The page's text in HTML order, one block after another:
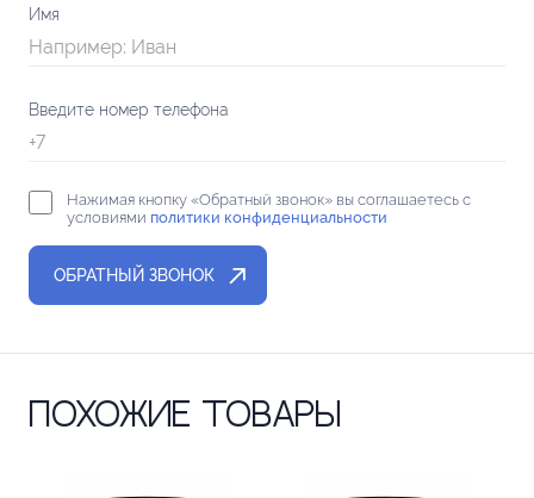
Имя
Введите номер телефона
Нажимая кнопку «Обратный звонок» вы соглашаетесь с
условиями политики конфиденциальности
Похожие товары